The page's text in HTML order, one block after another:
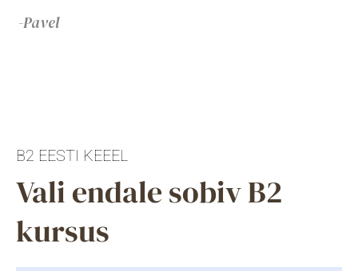
-Pavel
B2 EESTI KEEEL
Vali endale sobiv B2
kursus